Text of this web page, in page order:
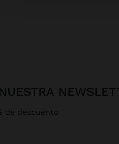
NUESTRA
de descuento